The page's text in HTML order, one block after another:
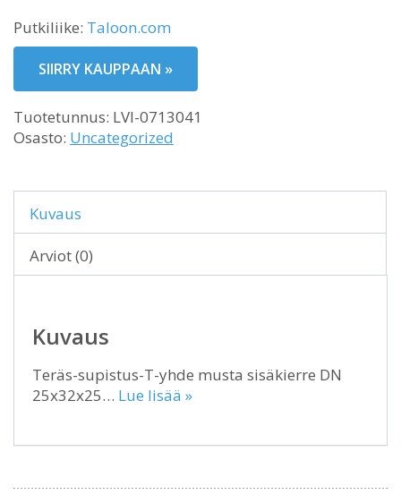
Putkiliike: Taloon.com
SIIRRY KAUPPAAN »
Tuotetunnus: LVI-0713041
Osasto: Uncategorized
Kuvaus
Arviot (0)
Kuvaus
Teräs-supistus-T-yhde musta sisäkierre DN
25x32x25… Lue lisää »